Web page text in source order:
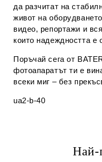
да разчитат на
живот на
видео, репортажи и
които надеждността е
Поръчай сега от
фотоапаратът ти е
всеки миг – без
ua2-b-40
Най-